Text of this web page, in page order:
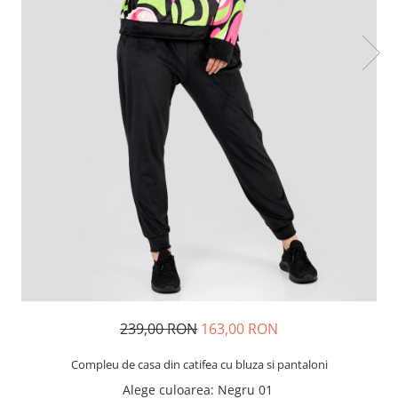
239,00 RON 163,00 RON
Compleu de casa din catifea cu bluza si pantaloni
Alege culoarea: Negru 01